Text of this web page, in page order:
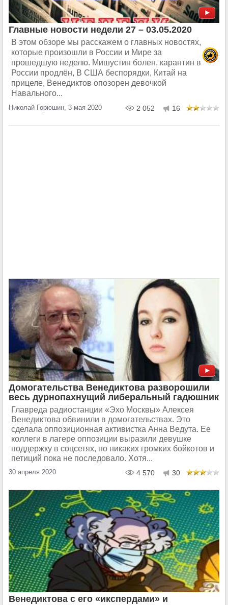
Главные новости недели 27 – 03.05.2020
В этом обзоре мы расскажем о главных новостях,
которые произошли в России и Мире за
прошедшую неделю. Мишустин болен, карантин в
России продлён, В США беспорядки, Китай на
прицеле, Венедиктов опозорен девочкой
Навального...
Николай Горюшин, 3 мая 2020 2 052 16
Домогательства Венедиктова разворошили
весь дурнопахнущий либеральный гадюшник
Главреда радиостанции «Эхо Москвы» Алексея
Венедиктова обвинили в домогательствах. Это
сделала оппозиционная активистка Анна Ведута. Ее
коллеги в лагере оппозиции выразили девушке
поддержку в соцсетях, но никаких громких бойкотов и
петиций пока не последовало. Хотя...
30 апреля 2020 4 570 30
Венедиктова с его «икспердами» и